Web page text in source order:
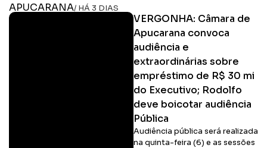
APUCARANA/ HÁ 3 DIAS
VERGONHA: Câmara de
Apucarana convoca
audiência e
extraordinárias sobre
empréstimo de R$ 30 mi
do Executivo; Rodolfo
deve boicotar audiência
Pública
Audiência pública será realizada
na quinta-feira (6) e as sessões